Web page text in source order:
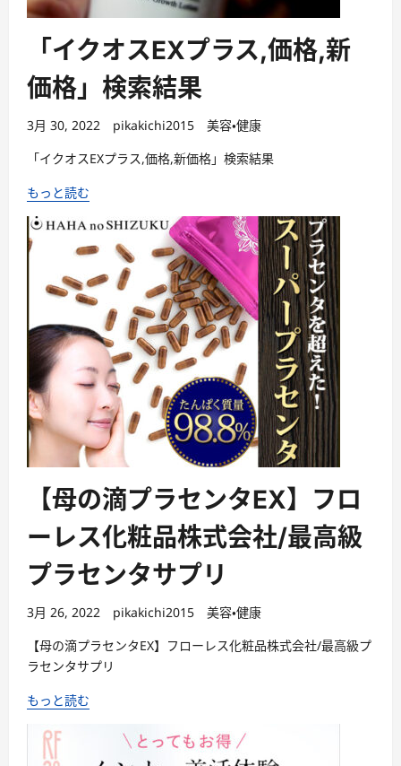
「イクオスEXプラス,価格,新
価格」検索結果
3月 30, 2022 pikakichi2015
美容・健康
「イクオスEXプラス,価格,新価格」検索結果
もっと読む
【母の滴プラセンタEX】フロ
ーレス化粧品株式会社/最高級
プラセンタサプリ
3月 26, 2022 pikakichi2015
美容・健康
【母の滴プラセンタEX】フローレス化粧品株式会社/最高級プ
ラセンタサプリ
もっと読む